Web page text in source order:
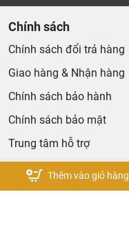
Thêm vào giỏ hàng
Chính sách
Chính sách đổi trả hàng
Giao hàng & Nhận hàng
Chính sách bảo hành
Chính sách bảo mật
Trung tâm hỗ trợ